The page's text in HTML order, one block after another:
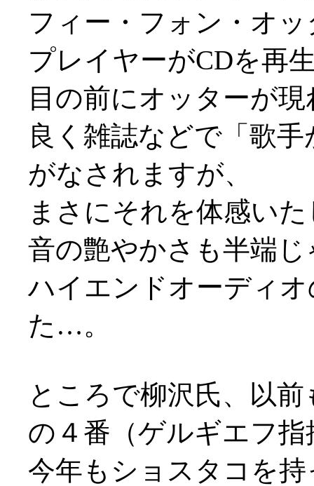
フィー・フォン・オッ
プレイヤーがCDを再
目の前にオッターが
良く雑誌などで「歌
がなされますが、
まさにそれを体感い
音の艶やかさも半端
ハイエンドオーディ
た…。
ところで柳沢氏、以
の４番（ゲルギエフ
今年もショスタコを